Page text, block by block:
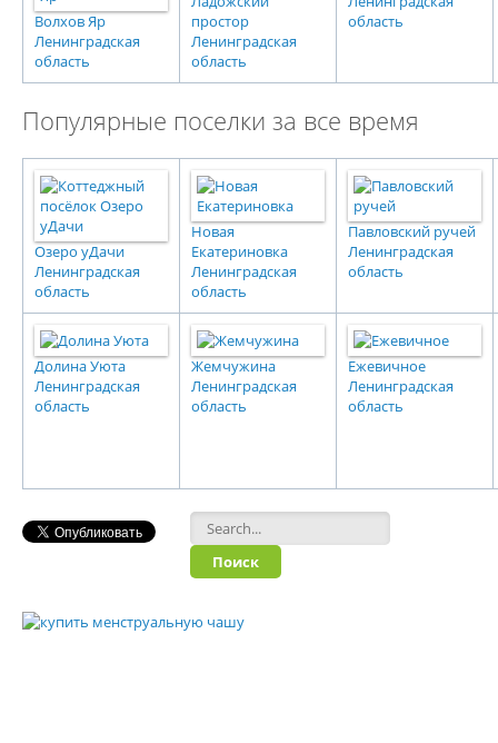
Волхов Яр
Ленинградская
область
простор
Ленинградская
область
область
Популярные поселки за все время
Озеро уДачи
Ленинградская
область
Новая
Екатериновка
Ленинградская
область
Павловский ручей
Ленинградская
область
Долина Уюта
Ленинградская
область
Жемчужина
Ленинградская
область
Ежевичное
Ленинградская
область
Форма поиска